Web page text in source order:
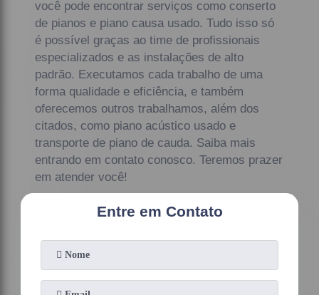
você pode encontrar serviços como conserto
de pianos e piano causa usado. Tudo isso só
é possível graças ao time de profissionais
especializados e as instalações de alto
padrão. Executamos cada trabalho de uma
forma qualidade e eficiência, e também
oferecemos outros trabalhamos, além dos
citados, como piano acústico usado e
transporte de piano de cauda. Saiba mais
entrando em contato conosco. Teremos prazer
em atender você!
Entre em Contato